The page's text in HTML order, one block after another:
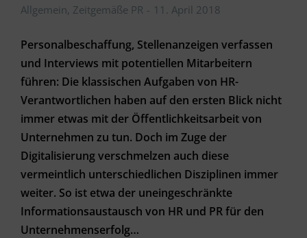
Allgemein, Zeitgemäße PR 11. April 2018
Personalbeschaffung, Stellenanzeigen verfassen
und Interviews mit potentiellen Mitarbeitern
führen: Die klassischen Aufgaben von HR-
Verantwortlichen haben auf den ersten Blick nicht
immer etwas mit der Öffentlichkeitsarbeit von
Unternehmen zu tun. Doch im Zuge der
Digitalisierung verschmelzen auch diese
vermeintlich unterschiedlichen Disziplinen immer
weiter. So ist etwa der uneingeschränkte
Informationsaustausch von HR und PR für den
Unternehmenserfolg…